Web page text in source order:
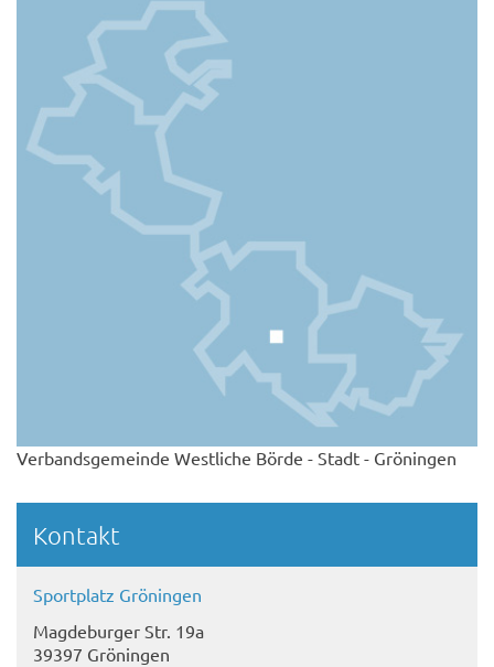
Verbandsgemeinde Westliche Börde - Stadt - Gröningen
Kontakt
Sportplatz Gröningen
Magdeburger Str. 19a
39397 Gröningen